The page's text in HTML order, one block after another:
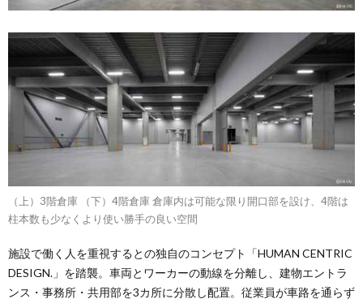
（上）3階倉庫 （下）4階倉庫 倉庫内は可能な限り開口部を設け、4階は
柱本数も少なくより使い勝手の良い空間
施設で働く人を重視するとの独自のコンセプト「HUMAN CENTRIC
DESIGN.」を踏襲。車両とワーカーの動線を分離し、建物エントラ
ンス・事務所・共用部を3カ所に分散し配置。従業員が車路を通らず